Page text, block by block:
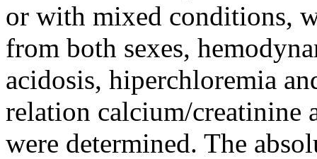
or with mixed conditions,
from both sexes,
acidosis, hiperchloremia
relation calcium/creatinine
were determined. The